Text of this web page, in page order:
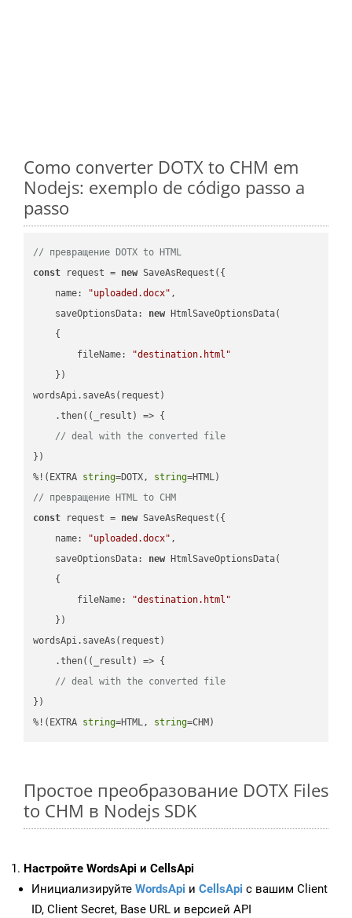
Como converter DOTX to CHM em
Nodejs: exemplo de código passo a
passo
// превращение DOTX to HTML
const request = new SaveAsRequest({
name: "uploaded.docx" ,
saveOptionsData: new HtmlSaveOptionsData(
    {
fileName:
"destination.html"
    })
wordsApi.saveAs(request)
    .then(
( _result ) => {
// deal with the converted file
})
%!(EXTRA string=DOTX, string
// превращение HTML to CHM
const request = new SaveAsRequest({
name: "uploaded.docx" ,
saveOptionsData: new HtmlSaveOptionsData(
    {
fileName:
"destination.html"
    })
wordsApi.saveAs(request)
    .then(
( _result ) => {
// deal with the converted file
})
%!(EXTRA string=HTML, string=CHM)
Простое преобразование DOTX Files
to CHM в Nodejs SDK
Настройте WordsApi и CellsApi
Инициализируйте WordsApi и CellsApi с вашим Client
ID, Client Secret, Base URL и версией API